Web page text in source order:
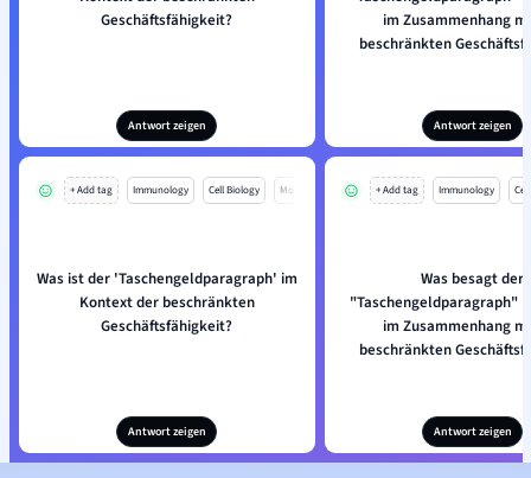
Geschäftsfähigkeit?
Antwort zeigen
im Zusammenhang
beschränkten
Antwort zeigen
+ Add tag Immunology Cell Biology Mo
Was ist der 'Taschengeldparagraph' im
Kontext der beschränkten
Geschäftsfähigkeit?
Antwort zeigen
+ Add tag Immunology
Was besagt der
"Taschengeldparagraph"
im Zusammenhang
beschränkten
Antwort zeigen